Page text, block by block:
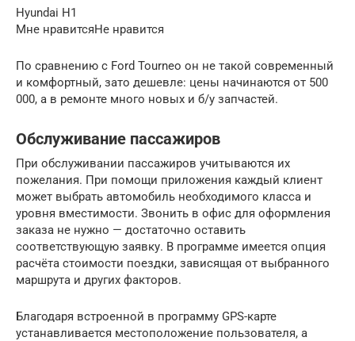
Hyundai H1
Мне нравитсяНе нравится
По сравнению с Ford Tourneo он не такой современный
и комфортный, зато дешевле: цены начинаются от 500
000, а в ремонте много новых и б/у запчастей.
Обслуживание пассажиров
При обслуживании пассажиров учитываются их
пожелания. При помощи приложения каждый клиент
может выбрать автомобиль необходимого класса и
уровня вместимости. Звонить в офис для оформления
заказа не нужно — достаточно оставить
соответствующую заявку. В программе имеется опция
расчёта стоимости поездки, зависящая от выбранного
маршрута и других факторов.
Благодаря встроенной в программу GPS-карте
устанавливается местоположение пользователя, а